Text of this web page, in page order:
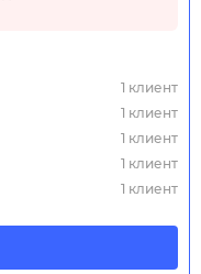
1 клиент
1 клиент
1 клиент
1 клиент
1 клиент